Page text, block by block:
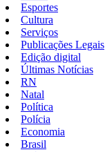
Esportes
Cultura
Serviços
Publicações Legais
Edição digital
Últimas Notícias
RN
Natal
Política
Polícia
Economia
Brasil